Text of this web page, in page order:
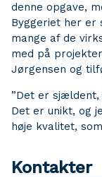
denne opgave,
Byggeriet her er
mange af de
med på
Jørgensen og
”Det er
Det er unikt, og
høje kvalitet,
Kontakter